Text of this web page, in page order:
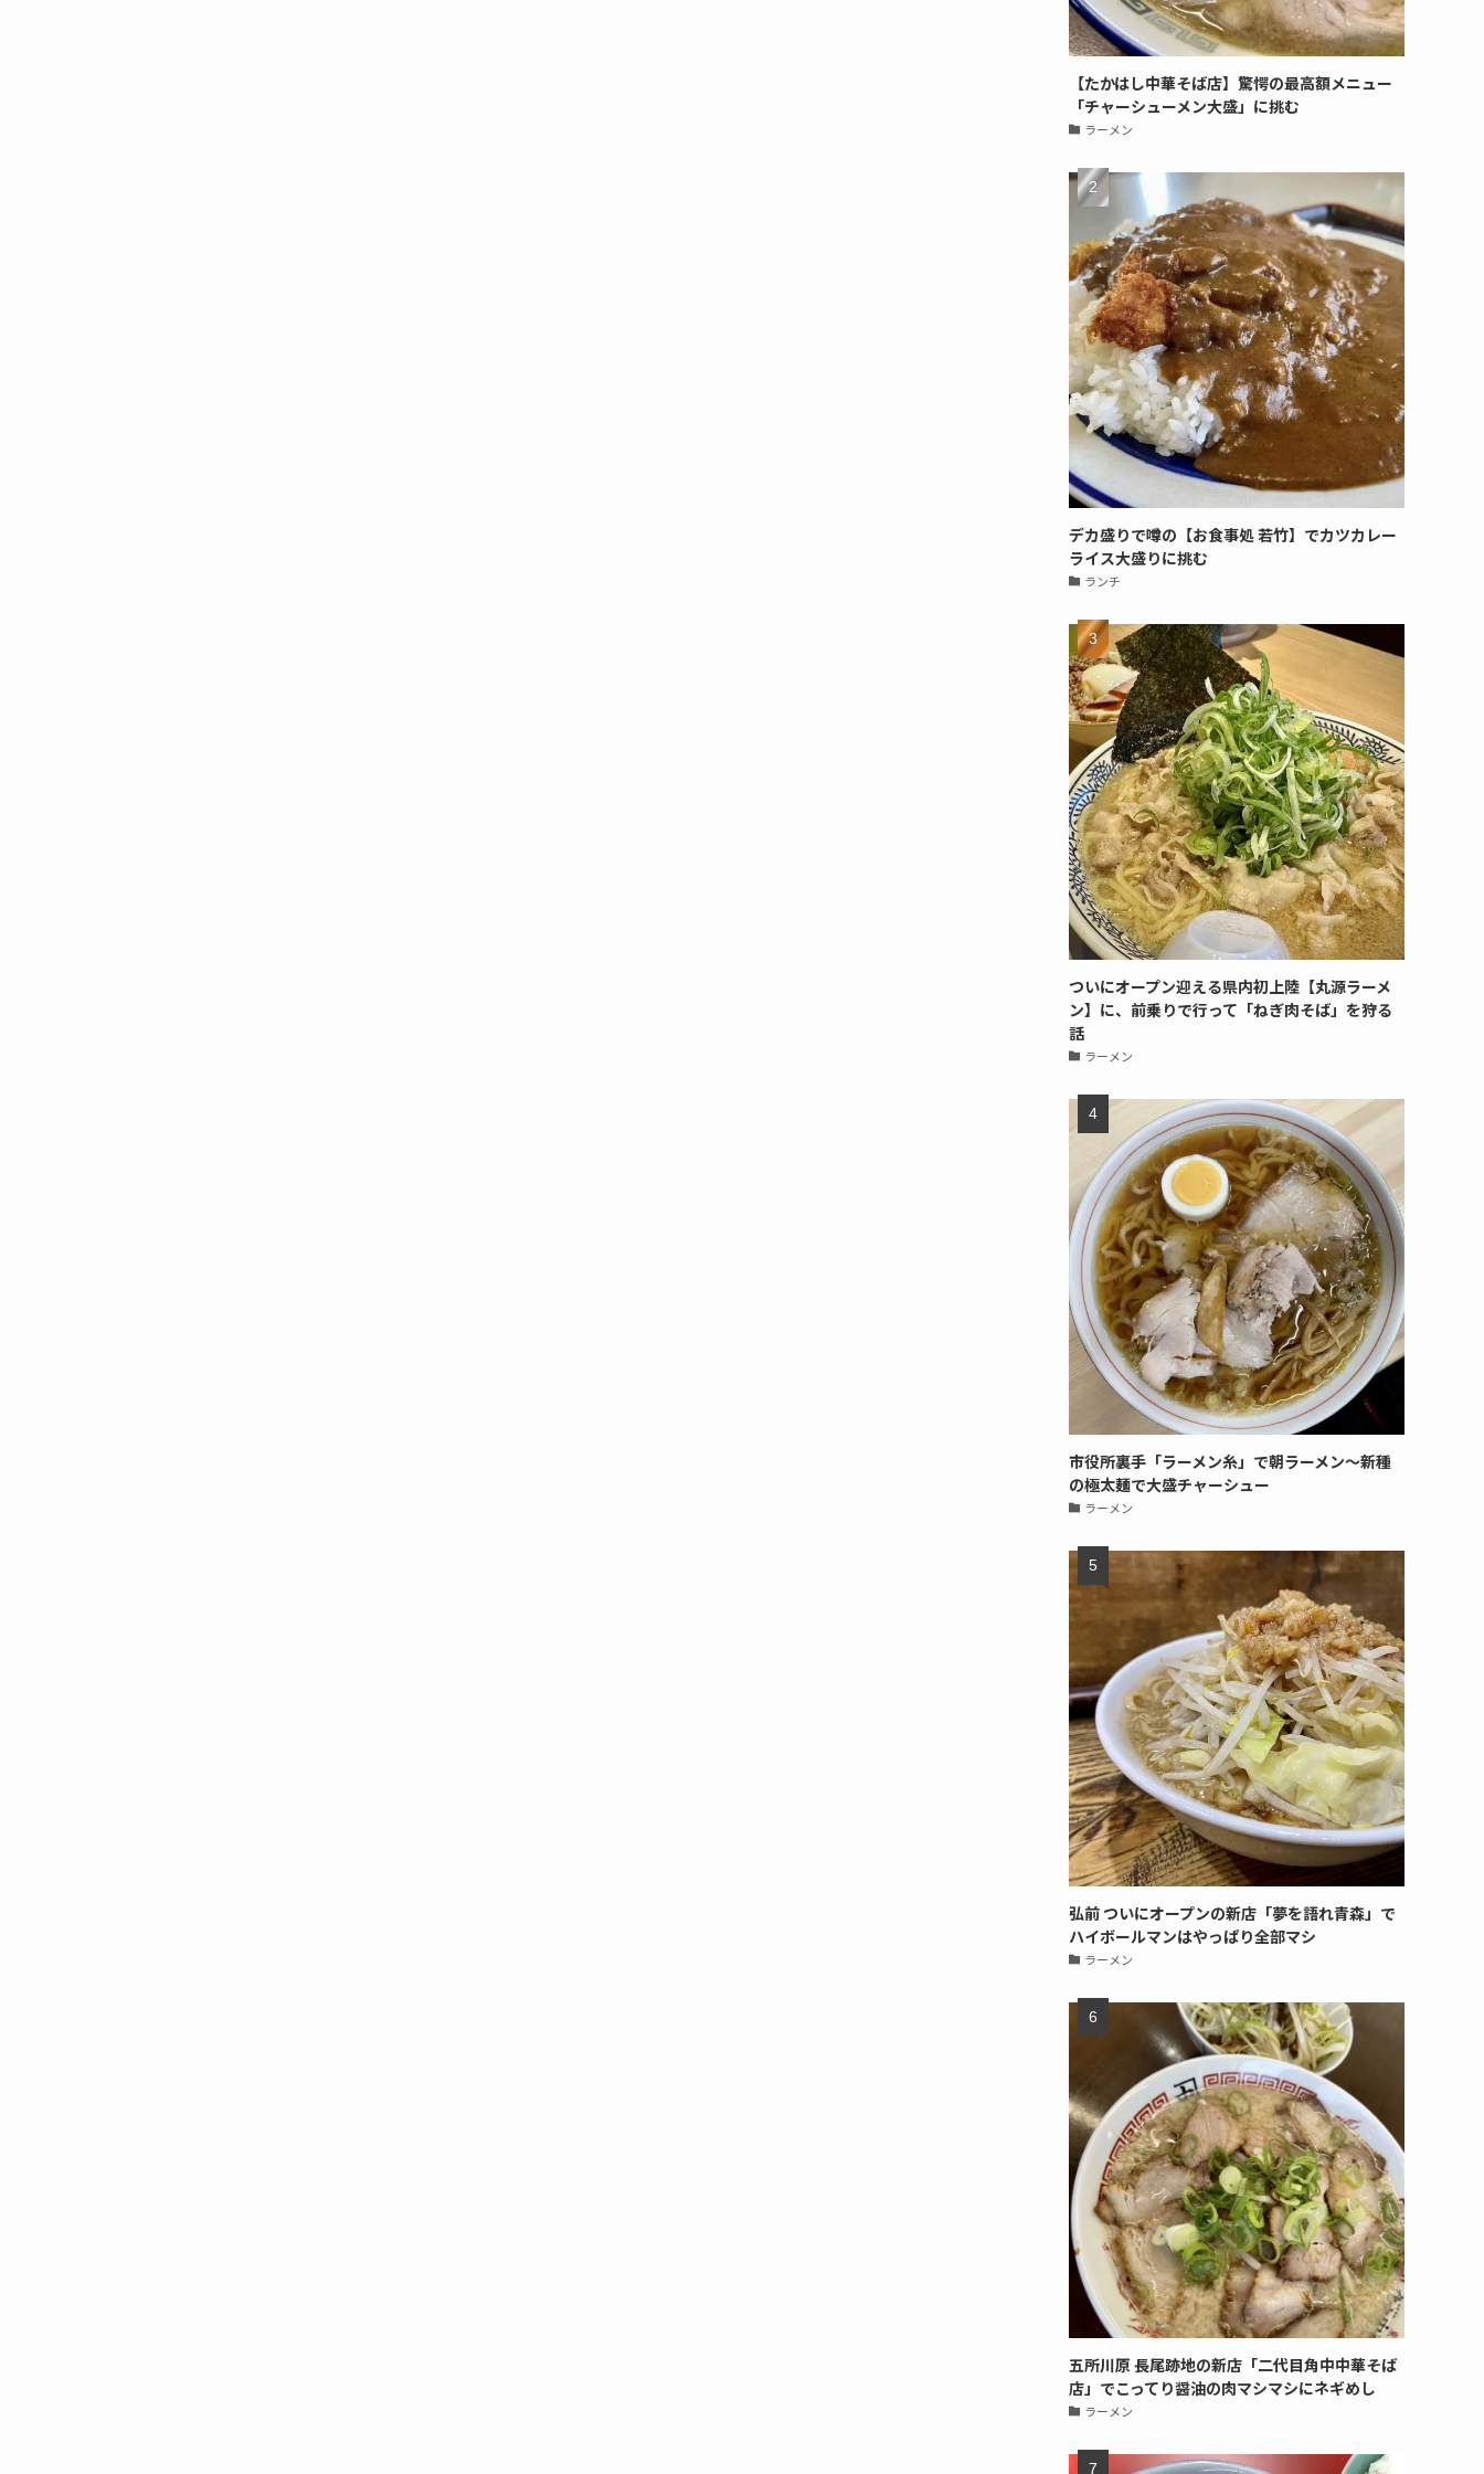
【たかはし中華そば店】驚愕の最高額メニュー
「チャーシューメン大盛」に挑む
ラーメン
デカ盛りで噂の【お食事処 若竹】でカツカレー
ライス大盛りに挑む
ランチ
ついにオープン迎える県内初上陸【丸源ラーメ
ン】に、前乗りで行って「ねぎ肉そば」を狩る
話
ラーメン
市役所裏手「ラーメン糸」で朝ラーメン〜新種
の極太麺で大盛チャーシュー
ラーメン
弘前 ついにオープンの新店「夢を語れ青森」で
ハイボールマンはやっぱり全部マシ
ラーメン
五所川原 長尾跡地の新店「二代目角中中華そば
店」でこってり醤油の肉マシマシにネギめし
ラーメン